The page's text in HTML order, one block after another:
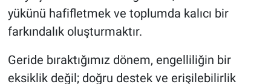
yükünü hafifletmek ve toplumda kalıcı bir
farkındalık oluşturmaktır.
Geride bıraktığımız dönem, engelliliğin bir
eksiklik değil; doğru destek ve erişilebilirlik